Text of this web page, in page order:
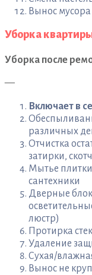
Вынос мусора
Уборка
Уборка после
—
Включает в
различных
Отчистка
затирки,
Мытье
сантехники
Дверные
люстр)
Протирка
Удаление
Сухая/
Вынос не